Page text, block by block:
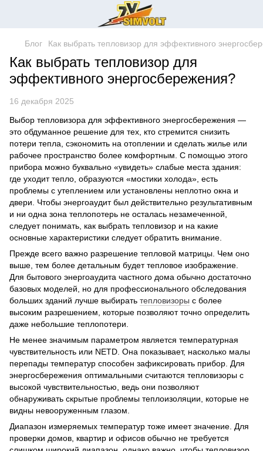
Блог Как выбрать тепловизор для эффективного
Как выбрать тепловизор для
эффективного энергосбережения?
16 декабря 2025
Выбор тепловизора для эффективного энергосбережения —
это обдуманное решение для тех, кто стремится снизить
потери тепла, сэкономить на отоплении и сделать жилье или
рабочее пространство более комфортным. С помощью этого
прибора можно буквально «увидеть» слабые места здания:
где уходит тепло, образуются «мостики холода», есть
проблемы с утеплением или установлены неплотно окна и
двери. Чтобы энергоаудит был действительно результативным
и ни одна зона теплопотерь не осталась незамеченной,
следует понимать, как выбрать тепловизор и на какие
основные характеристики следует обратить внимание.
Прежде всего важно разрешение тепловой матрицы. Чем оно
выше, тем более детальным будет тепловое изображение.
Для бытового энергоаудита частного дома обычно достаточно
базовых моделей, но для профессионального обследования
больших зданий лучше выбирать тепловизоры с более
высоким разрешением, которые позволяют точно определить
даже небольшие теплопотери.
Не менее значимым параметром является температурная
чувствительность или NETD. Она показывает, насколько малы
перепады температур способен зафиксировать прибор. Для
энергосбережения оптимальными считаются тепловизоры с
высокой чувствительностью, ведь они позволяют
обнаруживать скрытые проблемы теплоизоляции, которые не
видны невооруженным глазом.
Диапазон измеряемых температур тоже имеет значение. Для
проверки домов, квартир и офисов обычно не требуется